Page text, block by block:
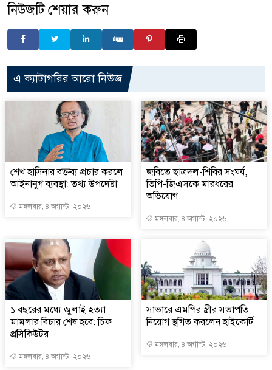
নিউজটি শেয়ার করুন
এ ক্যাটাগরির আরো নিউজ
শেখ হাসিনার বক্তব্য প্রচার করলে
আইনানুগ ব্যবস্থা: তথ্য উপদেষ্টা
মঙ্গলবার, ৪ অগাস্ট, ২০২৬
জবিতে ছাত্রদল-শিবির সংঘর্ষ,
ভিপি-জিএসকে মারধরের
অভিযোগ
মঙ্গলবার, ৪ অগাস্ট, ২০২৬
১ বছরের মধ্যে জুলাই হত্যা
মামলার বিচার শেষ হবে: চিফ
প্রসিকিউটর
মঙ্গলবার, ৪ অগাস্ট, ২০২৬
সাভারে এমপির স্ত্রীর সভাপতি
নিয়োগ স্থগিত করলেন হাইকোর্ট
মঙ্গলবার, ৪ অগাস্ট, ২০২৬